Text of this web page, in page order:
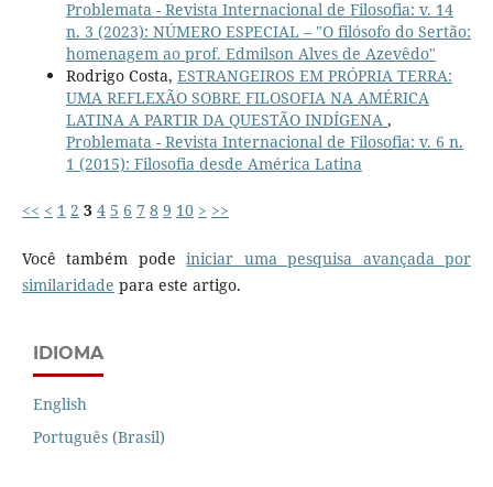
Problemata - Revista Internacional de Filosofia: v. 14
n. 3 (2023): NÚMERO ESPECIAL – "O filósofo do Sertão:
homenagem ao prof. Edmilson Alves de Azevêdo"
Rodrigo Costa, ESTRANGEIROS EM PRÓPRIA TERRA:
UMA REFLEXÃO SOBRE FILOSOFIA NA AMÉRICA
LATINA A PARTIR DA QUESTÃO INDÍGENA ,
Problemata - Revista Internacional de Filosofia: v. 6 n.
1 (2015): Filosofia desde América Latina
<< < 1 2 3 4 5 6 7 8 9 10 > >>
Você também podeiniciar uma pesquisa avançada por
similaridade para este artigo.
IDIOMA
English
Português (Brasil)